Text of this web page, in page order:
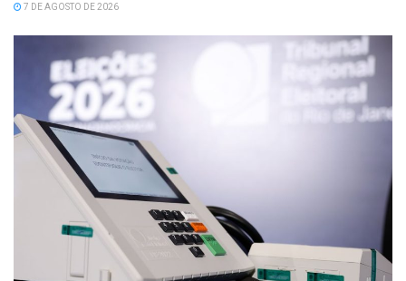
7 DE AGOSTO DE 2026